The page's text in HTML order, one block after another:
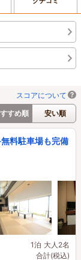
スコアについて
すめ順
安い順
料駐車場も完備
1泊 大人2名
合計(税込)